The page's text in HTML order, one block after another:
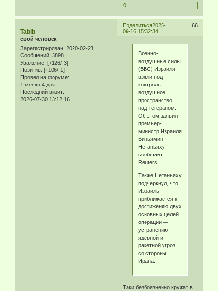
0
Поделиться 66
2025-
06-16 15:32:34
Tabib
свой человек
Зарегистрирован: 2020-02-23
Сообщений: 3898
Уважение: [+126/-3]
Позитив: [+106/-1]
Провел на форуме:
1 месяц 4 дня
Последний визит:
2026-07-30 13:12:16
Военно-
воздушные силы
(ВВС) Израиля
взяли под
контроль
воздушное
пространство
над Тегераном.
Об этом заявил
премьер-
министр Израиля
Биньямин
Нетаньяху,
сообщает
Reuters.
Также Нетаньяху
подчеркнул, что
Израиль
приближается к
достижению двух
основных целей
операции —
устранению
ядерной и
ракетной угроз
со стороны
Ирана.
Таки безбоязненно кружат в